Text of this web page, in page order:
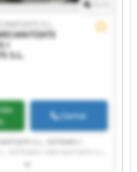
S.L.
I
S.L.
Llamar
S.L. SISTEMES I